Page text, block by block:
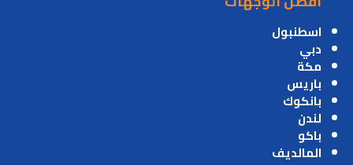
اسطنبول
دبي
مكة
باريس
بانكوك
لندن
باكو
المالديف